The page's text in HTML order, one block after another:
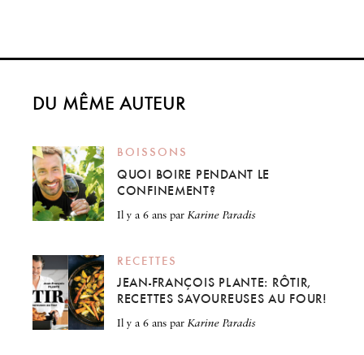
DU MÊME AUTEUR
BOISSONS
QUOI BOIRE PENDANT LE
CONFINEMENT?
il y a 6 ans par Karine Paradis
RECETTES
JEAN-FRANÇOIS PLANTE: RÔTIR,
RECETTES SAVOUREUSES AU FOUR!
il y a 6 ans par Karine Paradis